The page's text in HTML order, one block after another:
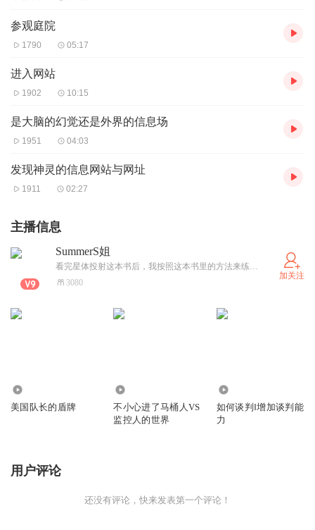
参观庭院
1790 05:17
进入网站
1902 10:15
是大脑的幻觉还是外界的信息场
1951 04:03
发现神灵的信息网站与网址
1911 02:27
主播信息
SummerS姐
看完星体投射这本书后，我按照这本书里的方法来练习，大概花了一个星期的时间终于成功了第一次。很神奇，很神奇。慢慢的我也可以飞出房间了。如果你在投射中碰到什么问题，我很乐意以我有限的经验试着解答。
3080
加关注
美国队长的盾牌
不小心进了马桶人VS
监控人的世界
如何谈判‖增加谈判能
力
用户评论
还没有评论，快来发表第一个评论！